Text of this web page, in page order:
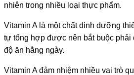
nhiên trong nhiều loại thực phẩm.
Vitamin A là một chất dinh dưỡng
tự tổng hợp được nên bắt buộc
độ ăn hằng ngày.
Vitamin A đảm nhiệm nhiều vai trò